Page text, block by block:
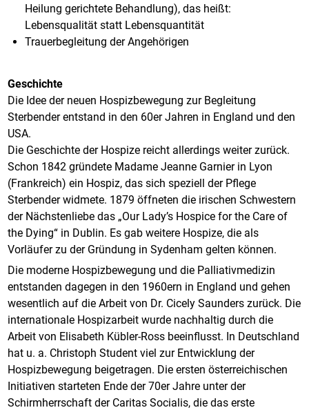
Heilung gerichtete Behandlung), das heißt:
Lebensqualität statt Lebensquantität
Trauerbegleitung der Angehörigen
Geschichte
Die Idee der neuen Hospizbewegung zur Begleitung
Sterbender entstand in den 60er Jahren in England und den
USA.
Die Geschichte der Hospize reicht allerdings weiter zurück.
Schon 1842 gründete Madame Jeanne Garnier in Lyon
(Frankreich) ein Hospiz, das sich speziell der Pflege
Sterbender widmete. 1879 öffneten die irischen Schwestern
der Nächstenliebe das „Our Lady’s Hospice for the Care of
the Dying“ in Dublin. Es gab weitere Hospize, die als
Vorläufer zu der Gründung in Sydenham gelten können.
Die moderne Hospizbewegung und die Palliativmedizin
entstanden dagegen in den 1960ern in England und gehen
wesentlich auf die Arbeit von Dr. Cicely Saunders zurück. Die
internationale Hospizarbeit wurde nachhaltig durch die
Arbeit von Elisabeth Kübler-Ross beeinflusst. In Deutschland
hat u. a. Christoph Student viel zur Entwicklung der
Hospizbewegung beigetragen. Die ersten österreichischen
Initiativen starteten Ende der 70er Jahre unter der
Schirmherrschaft der Caritas Socialis, die das erste